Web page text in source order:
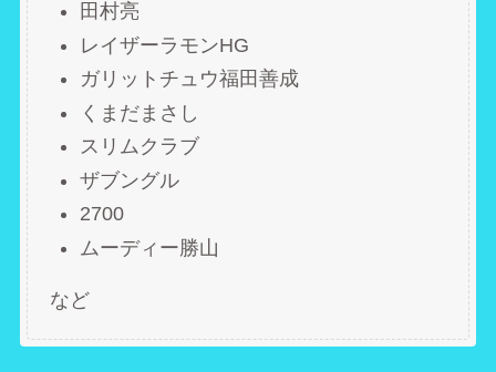
田村亮
レイザーラモンHG
ガリットチュウ福田善成
くまだまさし
スリムクラブ
ザブングル
2700
ムーディー勝山
など